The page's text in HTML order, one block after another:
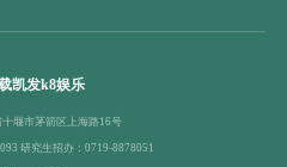
凯发k8娱乐
堰市茅箭区上海路16号
研究生招办：0719-8878051